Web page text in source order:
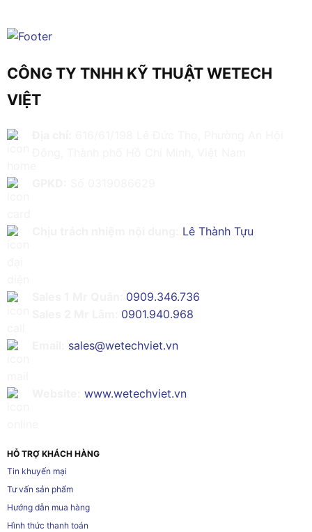
CÔNG TY TNHH KỸ THUẬT WETECH
VIỆT
Lê Thành Tựu
0909.346.736
0901.940.968
sales@wetechviet.vn
www.wetechviet.vn
HỖ TRỢ KHÁCH HÀNG
Tin khuyến mại
Tư vấn sản phẩm
Hướng dẫn mua hàng
Hình thức thanh toán